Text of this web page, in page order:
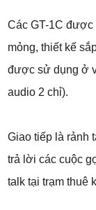
Các GT-1C được
mỏng, thiết kế
được sử dụng ở
audio 2 chỉ).
Giao tiếp là rảnh
trả lời các cuộc
talk tại trạm thuê